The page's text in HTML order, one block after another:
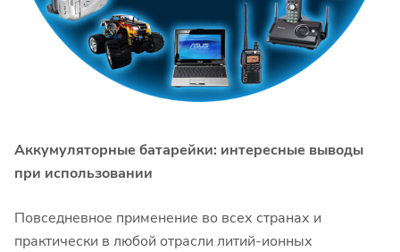
Аккумуляторные батарейки: интересные выводы
при использовании
Повседневное применение во всех странах и
практически в любой отрасли литий-ионных